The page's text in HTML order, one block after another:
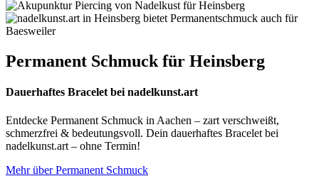
Permanent Schmuck für Heinsberg
Dauerhaftes Bracelet bei nadelkunst.art
Entdecke Permanent Schmuck in Aachen – zart verschweißt,
schmerzfrei & bedeutungsvoll. Dein dauerhaftes Bracelet bei
nadelkunst.art – ohne Termin!
Mehr über Permanent Schmuck